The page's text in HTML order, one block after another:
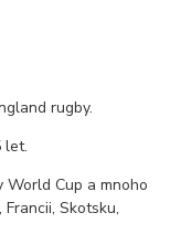
rugby.
let.
World Cup a mnoho
Skotsku,